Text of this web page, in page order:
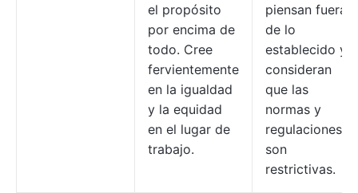
el propósito
por encima de
todo. Cree
fervientemente
en la igualdad
y la equidad
en el lugar de
trabajo.
piensan fuera
de lo
establecido y
consideran
que las
normas y
regulaciones
son
restrictivas.